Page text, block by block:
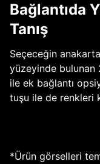
Bağlantıda
Tanış
Seçeceğin
yüzeyinde bulunan
ile ek bağlantı
tuşu ile de renkleri
*Ürün görselleri